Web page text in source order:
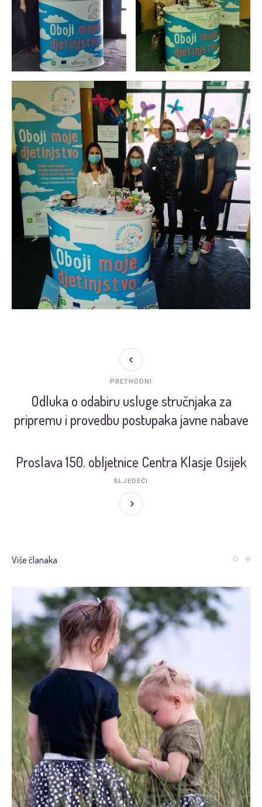
Odluka o odabiru usluge stručnjaka za
pripremu i provedbu postupaka javne nabave
PRETHODNI
Proslava 150. obljetnice Centra Klasje Osijek
SLJEDEĆI
Više članaka